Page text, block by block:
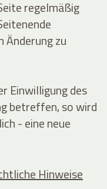
regelmäßig
zu
Einwilligung des
betreffen, so wird
- eine neue
Hinweise